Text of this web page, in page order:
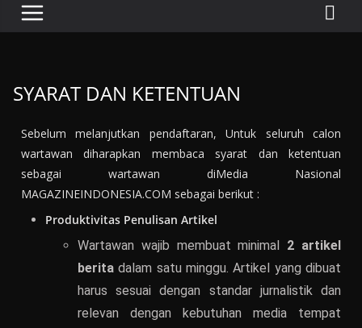
SYARAT DAN KETENTUAN
Sebelum melanjutkan pendaftaran, Untuk seluruh calon
wartawan diharapkan membaca syarat dan ketentuan
sebagai wartawan diMedia Nasional
MAGAZINEINDONESIA.COM sebagai berikut :
Produktivitas Penulisan Artikel
Wartawan wajib membuat minimal 2 artikel
berita dalam satu minggu. Artikel yang dibuat
harus sesuai dengan standar jurnalistik dan
relevan dengan kebutuhan media tempat